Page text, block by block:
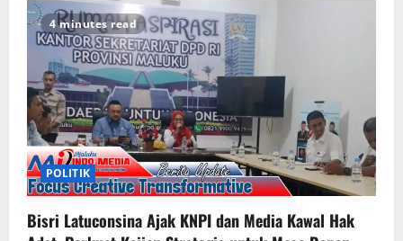
4 minutes read
POLITIK
Bisri Latuconsina Ajak KNPI dan Media Kawal Hak